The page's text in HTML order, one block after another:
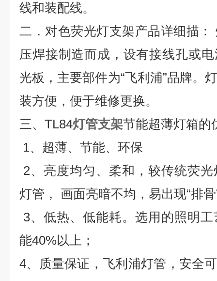
线和装配线。
二．对色荧光灯支架产品详细描：
压焊接制造而成，设有接线孔或
光板，主要部件为“飞利浦”品牌。
装方便，便于维修更换。
三、 TL84灯管支架节能超薄灯箱的
1、超薄、节能、环保
2、亮度均匀、柔和，较传统荧
灯管，
画面亮暗不均，易出现“排骨
3、低热、低能耗。选用的照明
能40%以上；
4、质量保证，飞利浦灯管，安全